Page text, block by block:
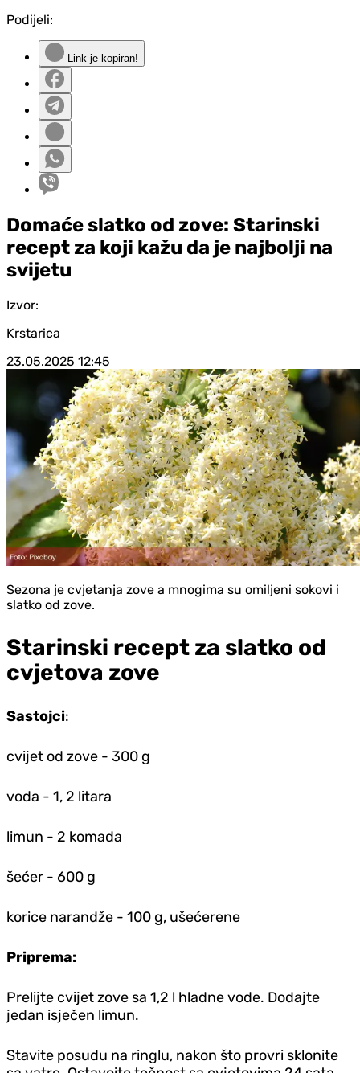
Podijeli:
Link je kopiran!
Domaće slatko od zove: Starinski
recept za koji kažu da je najbolji na
svijetu
Izvor:
Krstarica
23.05.2025 12:45
Sezona je cvjetanja zove a mnogima su omiljeni sokovi i
slatko od zove.
Starinski recept za slatko od
cvjetova zove
Sastojci:
cvijet od zove - 300 g
voda - 1, 2 litara
limun - 2 komada
šećer - 600 g
korice narandže - 100 g, ušećerene
Priprema:
Prelijte cvijet zove sa 1,2 l hladne vode. Dodajte
jedan isječen limun.
Stavite posudu na ringlu, nakon što provri sklonite